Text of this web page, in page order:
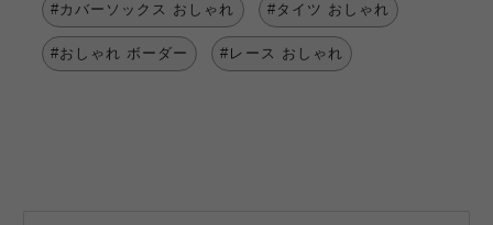
#カバーソックス おしゃれ #タイツ おしゃれ
#おしゃれ ボーダー #レース おしゃれ